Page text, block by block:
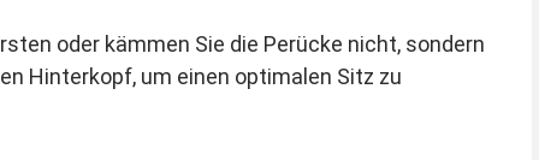
oder kämmen Sie die Perücke nicht, sondern
Hinterkopf, um einen optimalen Sitz zu